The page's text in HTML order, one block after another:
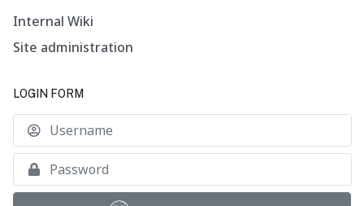
Internal Wiki
Site administration
LOGIN FORM